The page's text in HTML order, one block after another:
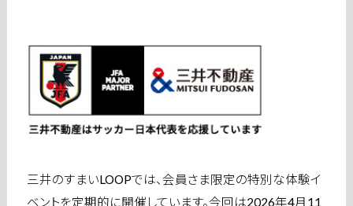
三井のすまいLOOPでは、会員さま限定の特別な体験イ
ベントを定期的に開催しています。今回は2026年4月11